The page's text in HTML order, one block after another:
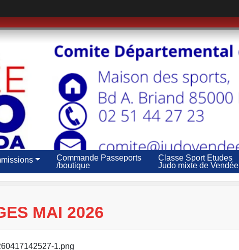
Commande Passeports
/boutique
Classe Sport Etudes
Judo mixte de Vendée
MAI 2026